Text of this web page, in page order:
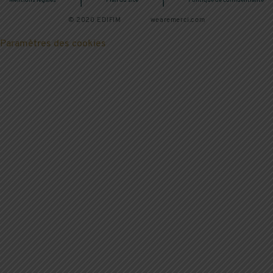
© 2020 EDIFIM wearemerci.com
Paramètres des cookies